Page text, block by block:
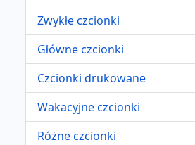
Zwykłe czcionki
Główne czcionki
Czcionki drukowane
Wakacyjne czcionki
Różne czcionki